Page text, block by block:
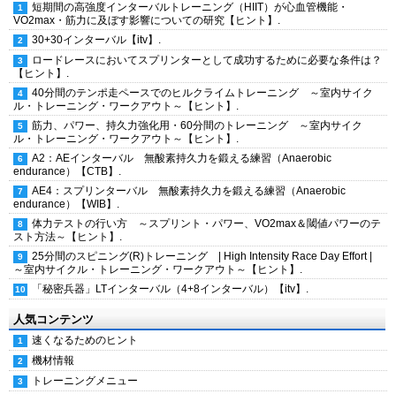
短期間の高強度インターバルトレーニング（HIIT）が心血管機能・
VO2max・筋力に及ぼす影響についての研究【ヒント】.
30+30インターバル【itv】.
ロードレースにおいてスプリンターとして成功するために必要な条件は？
【ヒント】.
40分間のテンポ走ペースでのヒルクライムトレーニング ～室内サイク
ル・トレーニング・ワークアウト～【ヒント】.
筋力、パワー、持久力強化用・60分間のトレーニング ～室内サイク
ル・トレーニング・ワークアウト～【ヒント】.
A2：AEインターバル 無酸素持久力を鍛える練習（Anaerobic
endurance）【CTB】.
AE4：スプリンターバル 無酸素持久力を鍛える練習（Anaerobic
endurance）【WIB】.
体力テストの行い方 ～スプリント・パワー、VO2max＆閾値パワーのテ
スト方法～【ヒント】.
25分間のスピニング(R)トレーニング | High Intensity Race Day Effort |
～室内サイクル・トレーニング・ワークアウト～【ヒント】.
「秘密兵器」LTインターバル（4+8インターバル）【itv】.
人気コンテンツ
速くなるためのヒント
機材情報
トレーニングメニュー